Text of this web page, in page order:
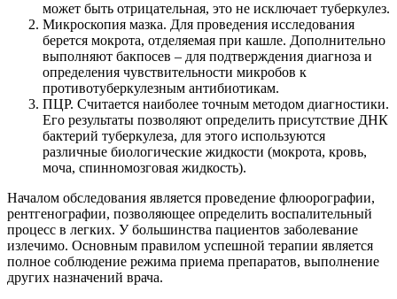
может быть отрицательная, это не исключает туберкулез.
Микроскопия мазка. Для проведения исследования
берется мокрота, отделяемая при кашле. Дополнительно
выполняют бакпосев – для подтверждения диагноза и
определения чувствительности микробов к
противотуберкулезным антибиотикам.
ПЦР. Считается наиболее точным методом диагностики.
Его результаты позволяют определить присутствие ДНК
бактерий туберкулеза, для этого используются
различные биологические жидкости (мокрота, кровь,
моча, спинномозговая жидкость).
Началом обследования является проведение флюорографии,
рентгенографии, позволяющее определить воспалительный
процесс в легких. У большинства пациентов заболевание
излечимо. Основным правилом успешной терапии является
полное соблюдение режима приема препаратов, выполнение
других назначений врача.